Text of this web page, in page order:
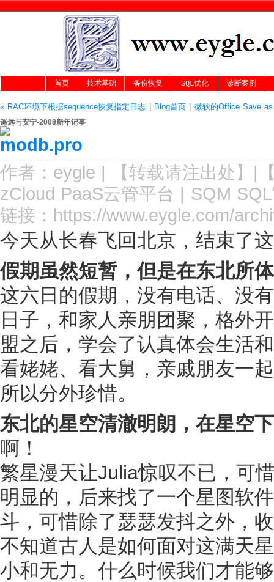
首页 技术基础 备份恢复 SQL优化 诊断案例
« RAC环境下根据sequence恢复指定日志 Blog首页| 微软的Office Save
遥远与安宁-2008新年记事
作者： eygle | 【转载请注出处 】|
zCloud PaaS云管平台 | SQM
链接： https://www.eygle.com/
今天从长春飞回北京，结束了
假期虽然短暂，但是在东北所
这六日的假期，没有电话、没
日子，和家人亲朋团聚，格外
盟之后，学会了认真体会生活
看姥姥、看大舅，亲戚朋友一
所以分外珍惜。
东北的星空清澈明朗，在星空
啊！
繁星漫天让Julia惊叹不已，可
明显的，后来找了一个星图软
斗，可惜除了瑟瑟发抖之外，
不知道古人是如何面对这满天
小和无力。什么时候我们才能